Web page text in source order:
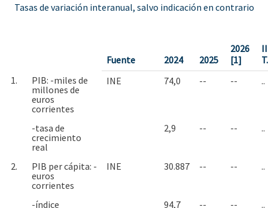
Tasas de variación interanual, salvo indicación en contrario
Fuente 2024 2025
2026
[1]
II
1.
PIB: -miles de
millones de
euros
corrientes
INE 74,0 -- -- ..
-tasa de
crecimiento
real
2,9 -- -- ..
2.
PIB per cápita: -
euros
corrientes
INE 30.887 -- -- ..
-índice
94,7 -- -- ..